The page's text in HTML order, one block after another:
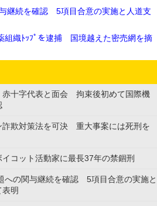
与継続を確認 5項目合意の実施と人道支
組織ﾄｯﾌﾟを逮捕 国境越えた密売網を摘
赤十字代表と面会 拘束後初めて国際機
詐欺対策法を可決 重大事案には死刑を
コット活動家に最長37年の禁錮刑
への関与継続を確認 5項目合意の実施と
明